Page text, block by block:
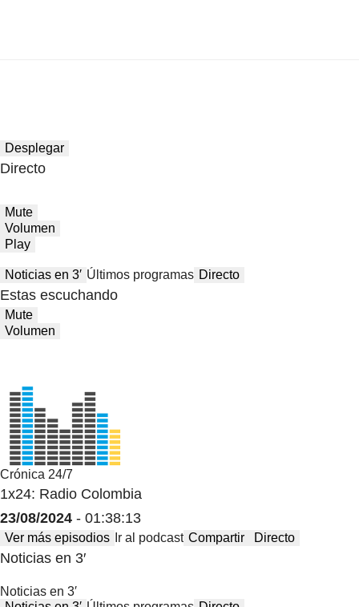
Desplegar
Directo
Mute
Volumen
Play
Noticias en 3′ Últimos programas Directo
Estas escuchando
Mute
Volumen
Crónica 24/7
1x24: Radio Colombia
23/08/2024 - 01:38:13
Ver más episodios Ir al podcast Compartir Directo
Noticias en 3′
Noticias en 3′